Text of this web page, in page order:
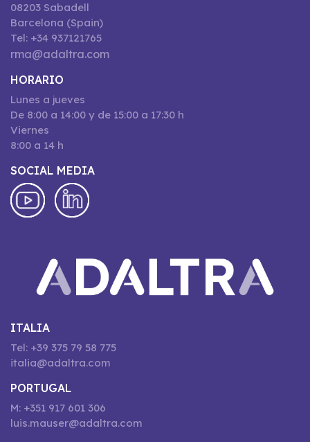
08203 Sabadell
Barcelona (Spain)
Tel: +34 937121765
rma@adaltra.com
HORARIO
Lunes a jueves
De 8:00 a 14:00 y de 15:00 a 17:30 h
Viernes
8:00 a 14 h
SOCIAL MEDIA
ITALIA
Tel: +39 375 79 58 775
italia@adaltra.com
PORTUGAL
M: +351 917 601 306
luis.mauser@adaltra.com